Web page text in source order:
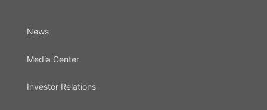
News
Media Center
Investor Relations